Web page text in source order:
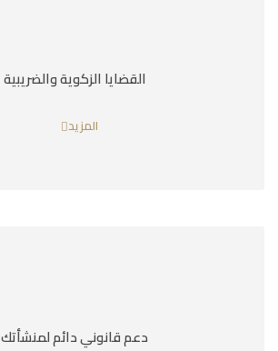
القضايا الزكوية والضريبية
المزيد
دعم قانوني دائم لمنشأتك